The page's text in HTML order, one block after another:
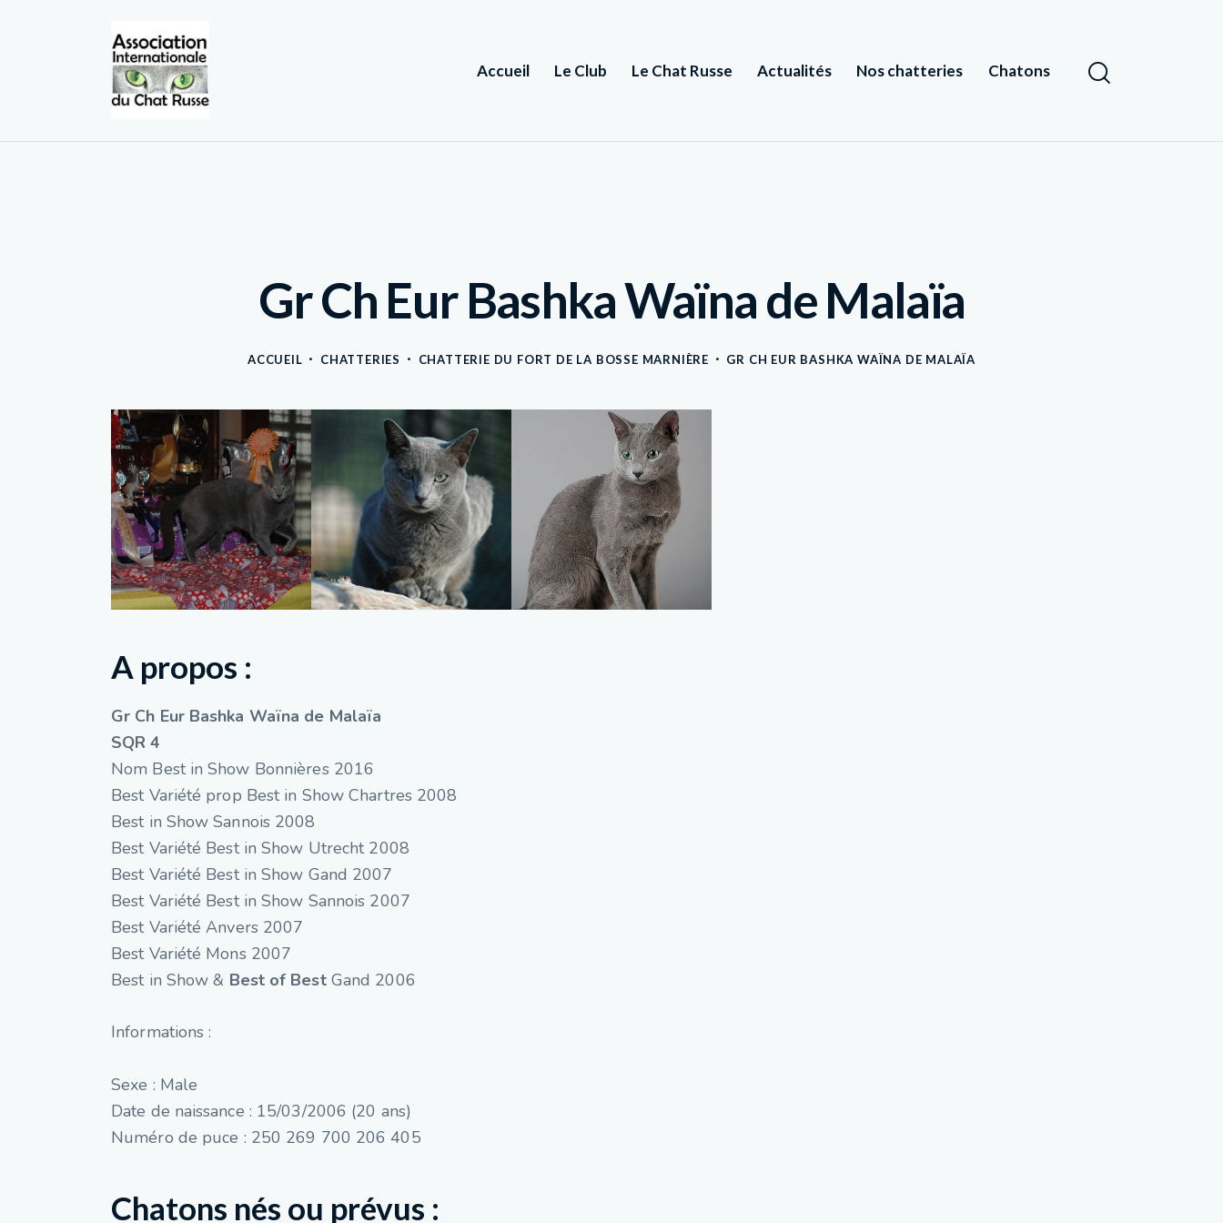
Accueil Le Club Le Chat Russe Actualités Nos chatteries Chatons
Gr Ch Eur Bashka Waïna de Malaïa
ACCUEIL CHATTERIES CHATTERIE DU FORT DE LA BOSSE MARNIÈRE GR CH EUR BASHKA WAÏNA DE MALAÏA
A propos :
Gr Ch Eur Bashka Waïna de Malaïa
SQR 4
Nom Best in Show Bonnières 2016
Best Variété prop Best in Show Chartres 2008
Best in Show Sannois 2008
Best Variété Best in Show Utrecht 2008
Best Variété Best in Show Gand 2007
Best Variété Best in Show Sannois 2007
Best Variété Anvers 2007
Best Variété Mons 2007
Best in Show & Best of BestGand 2006
Informations :
Sexe : Male
Date de naissance : 15/03/2006 (20 ans)
Numéro de puce : 250 269 700 206 405
Chatons nés ou prévus :